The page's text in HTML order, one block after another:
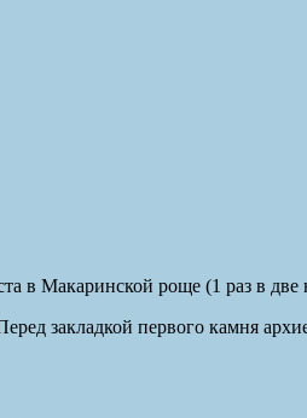
в Макаринской роще (1 раз в две
закладкой первого камня